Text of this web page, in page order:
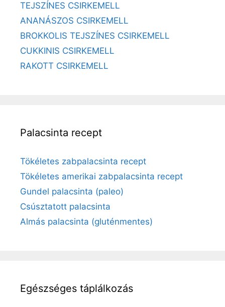
TEJSZÍNES CSIRKEMELL
ANANÁSZOS CSIRKEMELL
BROKKOLIS TEJSZÍNES CSIRKEMELL
CUKKINIS CSIRKEMELL
RAKOTT CSIRKEMELL
Palacsinta recept
Tökéletes zabpalacsinta recept
Tökéletes amerikai zabpalacsinta recept
Gundel palacsinta (paleo)
Csúsztatott palacsinta
Almás palacsinta (gluténmentes)
Egészséges táplálkozás